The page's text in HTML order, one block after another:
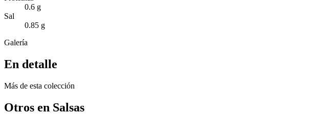
0.6 g
Sal
0.85 g
Galería
En detalle
Más de esta colección
Otros en Salsas